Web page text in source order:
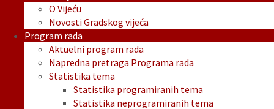
O Vijeću
Novosti Gradskog vijeća
Program rada
Aktuelni program rada
Napredna pretraga Programa rada
Statistika tema
Statistika programiranih tema
Statistika neprogramiranih tema